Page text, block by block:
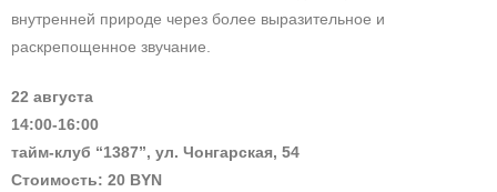
внутренней природе через более выразительное и
раскрепощенное звучание.
22 августа
14:00-16:00
тайм-клуб “1387”, ул. Чонгарская, 54
Стоимость: 20 BYN